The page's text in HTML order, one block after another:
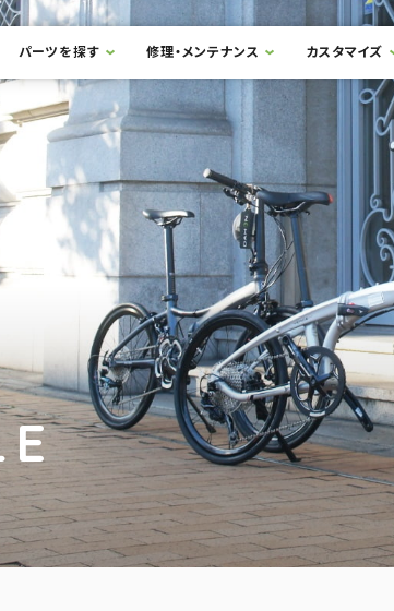
ュー
パーツを探す 修理・メンテナンス カスタマイズ